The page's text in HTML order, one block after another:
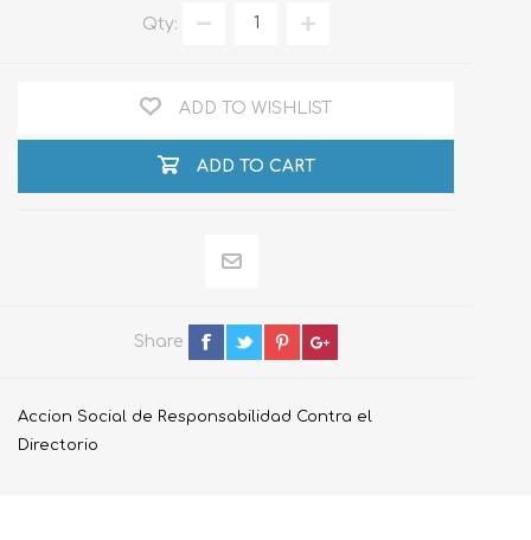
Qty:
ADD TO WISHLIST
ADD TO CART
Share
Accion Social de Responsabilidad Contra el
Directorio